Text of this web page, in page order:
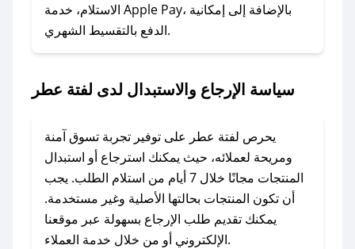
### ماذا أفعل إذا لم أجد كود خصم لمتجري
المفضل؟
في حال عدم توفر كوبونات لمتجرك المفضل، يمكنك
أسرع وقت ممكن.
### كيف تحصل على كوبونات خصم حصرية من
لفتة عطر؟
للحصول على كوبونات وخصومات حصرية، قم بما
يلي:
- اضغط على أيقونة متابعة لمتجر لفتة عطر في
تطبيق صحصح.
الاستلام، خدمة Apple Pay، بالإضافة إلى إمكانية
الدفع بالتقسيط الشهري.
سياسة الإرجاع والاستبدال لدى لفتة عطر
يحرص لفتة عطر على توفير تجربة تسوق آمنة
ومريحة لعملائه، حيث يمكنك استرجاع أو استبدال
المنتجات مجانًا خلال 7 أيام من استلام الطلب. يجب
أن تكون المنتجات بحالتها الأصلية وغير مستخدمة.
يمكنك تقديم طلب الإرجاع بسهولة عبر موقعنا
الإلكتروني أو من خلال خدمة العملاء.